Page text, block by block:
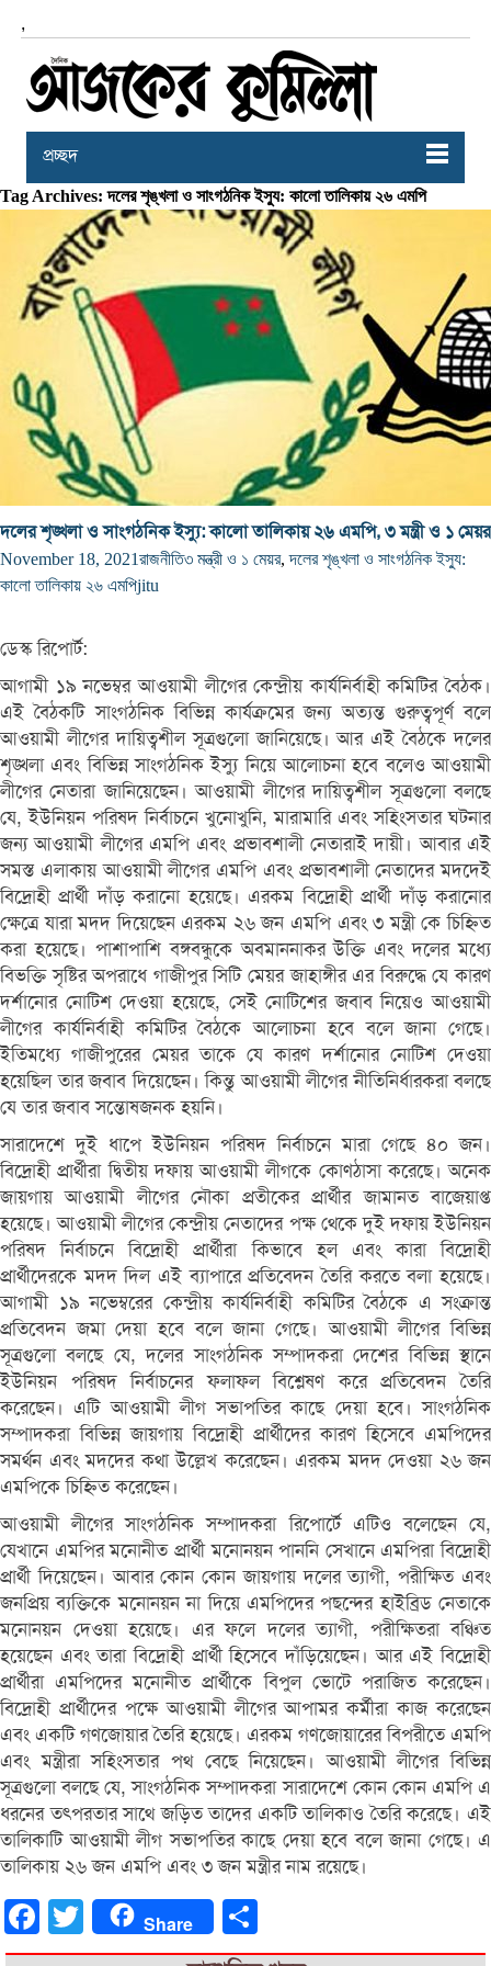
,
প্রচ্ছদ
Tag Archives: দলের শৃঙ্খলা ও সাংগঠনিক ইস্যু: কালো তালিকায় ২৬ এমপি
দলের শৃঙ্খলা ও সাংগঠনিক ইস্যু: কালো তালিকায় ২৬ এমপি, ৩ মন্ত্রী ও ১ মেয়র
November 18, 2021রাজনীতি৩ মন্ত্রী ও ১ মেয়র,দলের শৃঙ্খলা ও সাংগঠনিক ইস্যু:
কালো তালিকায় ২৬ এমপিjitu
ডেস্ক রিপোর্ট:
আগামী ১৯ নভেম্বর আওয়ামী লীগের কেন্দ্রীয় কার্যনির্বাহী কমিটির বৈঠক।
এই বৈঠকটি সাংগঠনিক বিভিন্ন কার্যক্রমের জন্য অত্যন্ত গুরুত্বপূর্ণ বলে
আওয়ামী লীগের দায়িত্বশীল সূত্রগুলো জানিয়েছে। আর এই বৈঠকে দলের
শৃঙ্খলা এবং বিভিন্ন সাংগঠনিক ইস্যু নিয়ে আলোচনা হবে বলেও আওয়ামী
লীগের নেতারা জানিয়েছেন। আওয়ামী লীগের দায়িত্বশীল সূত্রগুলো বলছে
যে, ইউনিয়ন পরিষদ নির্বাচনে খুনোখুনি, মারামারি এবং সহিংসতার ঘটনার
জন্য আওয়ামী লীগের এমপি এবং প্রভাবশালী নেতারাই দায়ী। আবার এই
সমস্ত এলাকায় আওয়ামী লীগের এমপি এবং প্রভাবশালী নেতাদের মদদেই
বিদ্রোহী প্রার্থী দাঁড় করানো হয়েছে। এরকম বিদ্রোহী প্রার্থী দাঁড় করানোর
ক্ষেত্রে যারা মদদ দিয়েছেন এরকম ২৬ জন এমপি এবং ৩ মন্ত্রী কে চিহ্নিত
করা হয়েছে। পাশাপাশি বঙ্গবন্ধুকে অবমাননাকর উক্তি এবং দলের মধ্যে
বিভক্তি সৃষ্টির অপরাধে গাজীপুর সিটি মেয়র জাহাঙ্গীর এর বিরুদ্ধে যে কারণ
দর্শানোর নোটিশ দেওয়া হয়েছে, সেই নোটিশের জবাব নিয়েও আওয়ামী
লীগের কার্যনির্বাহী কমিটির বৈঠকে আলোচনা হবে বলে জানা গেছে।
ইতিমধ্যে গাজীপুরের মেয়র তাকে যে কারণ দর্শানোর নোটিশ দেওয়া
হয়েছিল তার জবাব দিয়েছেন। কিন্তু আওয়ামী লীগের নীতিনির্ধারকরা বলছে
যে তার জবাব সন্তোষজনক হয়নি।
সারাদেশে দুই ধাপে ইউনিয়ন পরিষদ নির্বাচনে মারা গেছে ৪০ জন।
বিদ্রোহী প্রার্থীরা দ্বিতীয় দফায় আওয়ামী লীগকে কোণঠাসা করেছে। অনেক
জায়গায় আওয়ামী লীগের নৌকা প্রতীকের প্রার্থীর জামানত বাজেয়াপ্ত
হয়েছে। আওয়ামী লীগের কেন্দ্রীয় নেতাদের পক্ষ থেকে দুই দফায় ইউনিয়ন
পরিষদ নির্বাচনে বিদ্রোহী প্রার্থীরা কিভাবে হল এবং কারা বিদ্রোহী
প্রার্থীদেরকে মদদ দিল এই ব্যাপারে প্রতিবেদন তৈরি করতে বলা হয়েছে।
আগামী ১৯ নভেম্বরের কেন্দ্রীয় কার্যনির্বাহী কমিটির বৈঠকে এ সংক্রান্ত
প্রতিবেদন জমা দেয়া হবে বলে জানা গেছে। আওয়ামী লীগের বিভিন্ন
সূত্রগুলো বলছে যে, দলের সাংগঠনিক সম্পাদকরা দেশের বিভিন্ন স্থানে
ইউনিয়ন পরিষদ নির্বাচনের ফলাফল বিশ্লেষণ করে প্রতিবেদন তৈরি
করেছেন। এটি আওয়ামী লীগ সভাপতির কাছে দেয়া হবে। সাংগঠনিক
সম্পাদকরা বিভিন্ন জায়গায় বিদ্রোহী প্রার্থীদের কারণ হিসেবে এমপিদের
সমর্থন এবং মদদের কথা উল্লেখ করেছেন। এরকম মদদ দেওয়া ২৬ জন
এমপিকে চিহ্নিত করেছেন।
আওয়ামী লীগের সাংগঠনিক সম্পাদকরা রিপোর্টে এটিও বলেছেন যে,
যেখানে এমপির মনোনীত প্রার্থী মনোনয়ন পাননি সেখানে এমপিরা বিদ্রোহী
প্রার্থী দিয়েছেন। আবার কোন কোন জায়গায় দলের ত্যাগী, পরীক্ষিত এবং
জনপ্রিয় ব্যক্তিকে মনোনয়ন না দিয়ে এমপিদের পছন্দের হাইব্রিড নেতাকে
মনোনয়ন দেওয়া হয়েছে। এর ফলে দলের ত্যাগী, পরীক্ষিতরা বঞ্চিত
হয়েছেন এবং তারা বিদ্রোহী প্রার্থী হিসেবে দাঁড়িয়েছেন। আর এই বিদ্রোহী
প্রার্থীরা এমপিদের মনোনীত প্রার্থীকে বিপুল ভোটে পরাজিত করেছেন।
বিদ্রোহী প্রার্থীদের পক্ষে আওয়ামী লীগের আপামর কর্মীরা কাজ করেছেন
এবং একটি গণজোয়ার তৈরি হয়েছে। এরকম গণজোয়ারের বিপরীতে এমপি
এবং মন্ত্রীরা সহিংসতার পথ বেছে নিয়েছেন। আওয়ামী লীগের বিভিন্ন
সূত্রগুলো বলছে যে, সাংগঠনিক সম্পাদকরা সারাদেশে কোন কোন এমপি এ
ধরনের তৎপরতার সাথে জড়িত তাদের একটি তালিকাও তৈরি করেছে। এই
তালিকাটি আওয়ামী লীগ সভাপতির কাছে দেয়া হবে বলে জানা গেছে। এ
তালিকায় ২৬ জন এমপি এবং ৩ জন মন্ত্রীর নাম রয়েছে।
FacebookTwitter Share